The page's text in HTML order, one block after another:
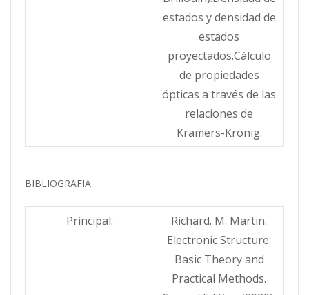
estados y densidad de
estados
proyectados.Cálculo
de propiedades
ópticas a través de las
relaciones de
Kramers-Kronig.
BIBLIOGRAFIA
Principal:
Richard. M. Martin.
Electronic Structure:
Basic Theory and
Practical Methods.